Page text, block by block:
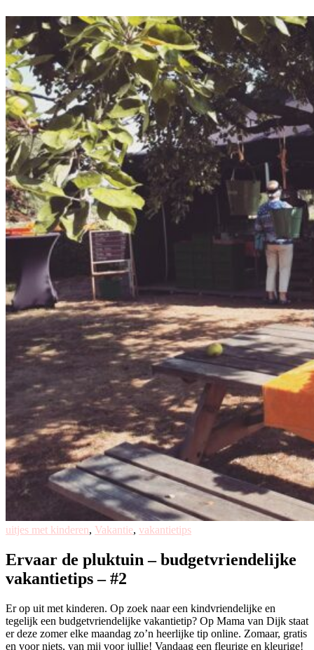
uitjes met kinderen, Vakantie, vakantietips
Ervaar de pluktuin – budgetvriendelijke
vakantietips – #2
Er op uit met kinderen. Op zoek naar een kindvriendelijke en
tegelijk een budgetvriendelijke vakantietip? Op Mama van Dijk staat
er deze zomer elke maandag zo’n heerlijke tip online. Zomaar, gratis
en voor niets, van mij voor jullie! Vandaag een fleurige en kleurige!